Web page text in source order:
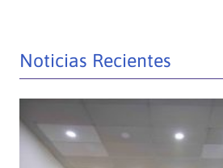
Noticias Recientes